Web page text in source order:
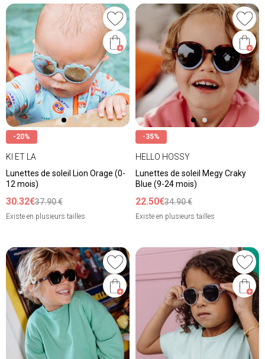
-20%
KI ET LA
Lunettes de soleil Lion Orage (0-
12 mois)
30.32€37.90 €
Existe en plusieurs tailles
-35%
HELLO HOSSY
Lunettes de soleil Megy Craky
Blue (9-24 mois)
22.50€34.90 €
Existe en plusieurs tailles